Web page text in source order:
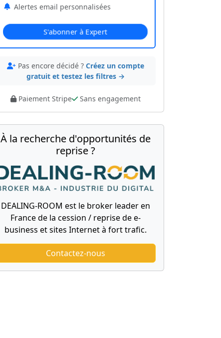
Alertes email personnalisées
S'abonner à Expert
Pas encore décidé ? Créez un compte
gratuit et testez les filtres →
Paiement Stripe Sans engagement
À la recherche d'opportunités de
reprise ?
DEALING-ROOM est le broker leader en
France de la cession / reprise de e-
business et sites Internet à fort trafic.
Contactez-nous